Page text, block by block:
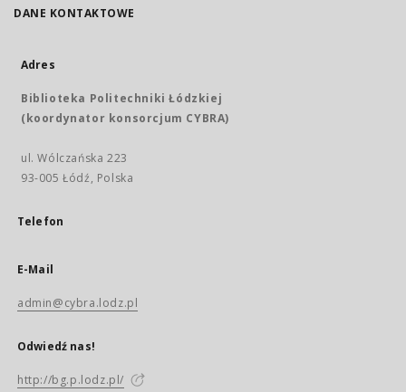
DANE KONTAKTOWE
Adres
Biblioteka Politechniki Łódzkiej
(koordynator konsorcjum CYBRA)
ul. Wólczańska 223
93-005 Łódź, Polska
Telefon
E-Mail
admin@cybra.lodz.pl
Odwiedź nas!
http://bg.p.lodz.pl/